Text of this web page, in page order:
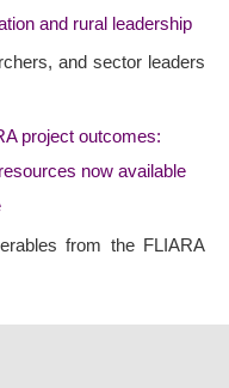
and rural leadership
and sector leaders
project outcomes:
now available
from the FLIARA